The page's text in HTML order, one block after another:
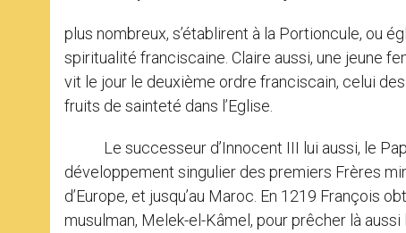
plus nombreux, s’établirent à la Portioncule, ou
spiritualité franciscaine. Claire aussi, une jeune
vit le jour le deuxième ordre franciscain, celui
fruits de sainteté dans l’Eglise.
Le successeur d’Innocent III lui aussi, le
développement singulier des premiers Frères
d’Europe, et jusqu’au Maroc. En 1219 François
musulman, Melek-el-Kâmel, pour prêcher là